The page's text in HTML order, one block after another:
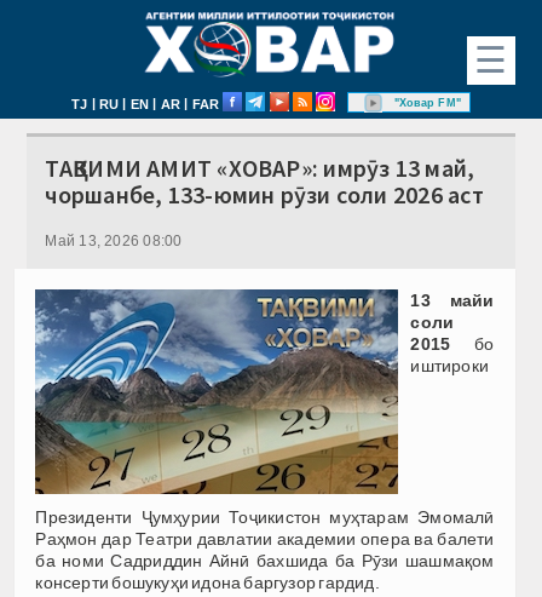
☰
TJ | RU | EN | AR | FAR "Ховар FM"
ТАҚВИМИ АМИТ «ХОВАР»: имрӯз 13 май,
чоршанбе, 133-юмин рӯзи соли 2026 аст
Май 13, 2026 08:00
13 майи
соли
2015 бо
иштироки
Президенти Ҷумҳурии Тоҷикистон муҳтарам Эмомалӣ
Раҳмон дар Театри давлатии академии опера ва балети
ба номи Садриддин Айнӣ бахшида ба Рӯзи шашмақом
консерти бошукуҳи идона баргузор гардид.